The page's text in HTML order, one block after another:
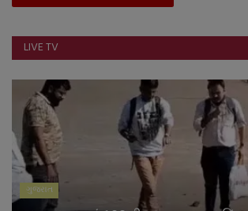
LIVE TV
ગુજરાત